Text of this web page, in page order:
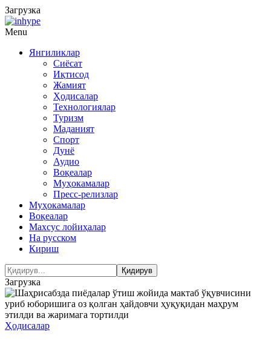
Загрузка
Menu
Янгиликлар
Сиёсат
Иқтисод
Жамият
Ҳодисалар
Технологиялар
Туризм
Маданият
Спорт
Дунё
Аудио
Воқеалар
Муҳокамалар
Пресс-релизлар
Муҳокамалар
Воқеалар
Махсус лойиҳалар
На русском
Кириш
Загрузка
Ҳодисалар